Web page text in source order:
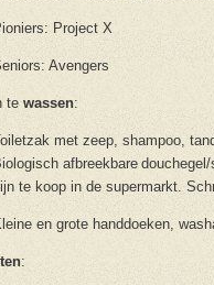
Project X
Avengers
te wassen:
met zeep, shampoo,
afbreekbare
te koop in de supermarkt.
en grote handdoeken,
: